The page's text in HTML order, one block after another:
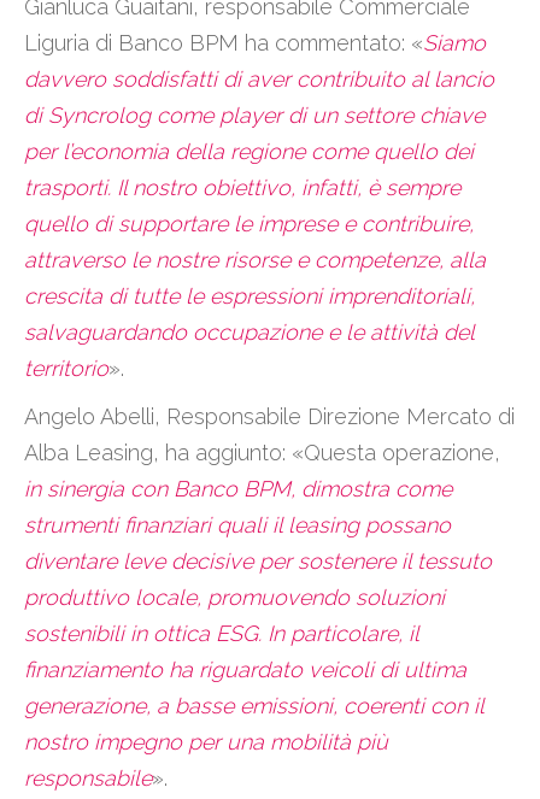
Gianluca Guaitani, responsabile Commerciale
Liguria di Banco BPM ha commentato: «Siamo
davvero soddisfatti di aver contribuito al lancio
di Syncrolog come player di un settore chiave
per l’economia della regione come quello dei
trasporti. Il nostro obiettivo, infatti, è sempre
quello di supportare le imprese e contribuire,
attraverso le nostre risorse e competenze, alla
crescita di tutte le espressioni imprenditoriali,
salvaguardando occupazione e le attività del
territorio».
Angelo Abelli, Responsabile Direzione Mercato di
Alba Leasing, ha aggiunto: «Questa operazione,
in sinergia con Banco BPM, dimostra come
strumenti finanziari quali il leasing possano
diventare leve decisive per sostenere il tessuto
produttivo locale, promuovendo soluzioni
sostenibili in ottica ESG. In particolare, il
finanziamento ha riguardato veicoli di ultima
generazione, a basse emissioni, coerenti con il
nostro impegno per una mobilità più
responsabile».